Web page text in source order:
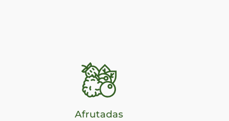
Afrutadas